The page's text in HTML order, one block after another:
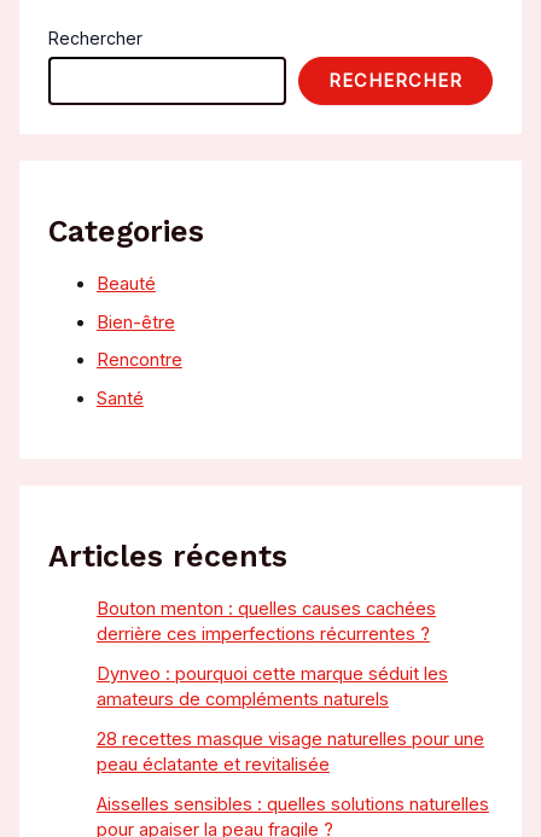
Rechercher
RECHERCHER
Categories
Beauté
Bien-être
Rencontre
Santé
Articles récents
Bouton menton : quelles causes cachées
derrière ces imperfections récurrentes ?
Dynveo : pourquoi cette marque séduit les
amateurs de compléments naturels
28 recettes masque visage naturelles pour une
peau éclatante et revitalisée
Aisselles sensibles : quelles solutions naturelles
pour apaiser la peau fragile ?